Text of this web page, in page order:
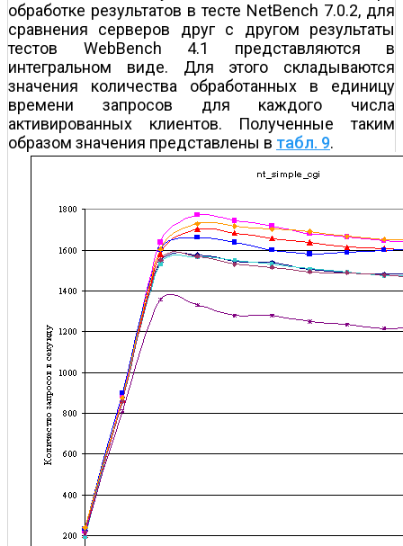
обработке результатов в тесте NetBench 7.0.2, для
сравнения серверов друг с другом результаты
тестов WebBench 4.1 представляются в
интегральном виде. Для этого складываются
значения количества обработанных в единицу
времени запросов для каждого числа
активированных клиентов. Полученные таким
образом значения представлены в табл. 9.